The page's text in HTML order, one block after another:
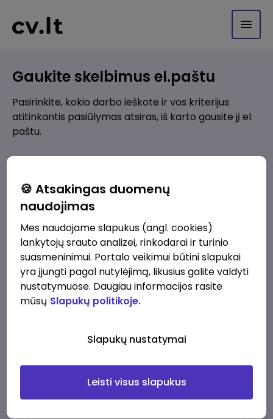
Gaukite skelbimus el.paštu
Pasirinkite, kokio darbo ieškote ir vos kriterijus
atitinkantis pasiūlymas atsiras, iš karto gausite jį el.
paštu.
Pridėti naują
Kokios srities darbo pasiūlymai jus domina?
Pridėti naują
🍪 Atsakingas duomenų
naudojimas
Mes naudojame slapukus (angl. cookies)
lankytojų srauto analizei, rinkodarai ir turinio
suasmeninimui. Portalo veikimui būtini slapukai
yra įjungti pagal nutylėjimą, likusius galite valdyti
nustatymuose. Daugiau informacijos rasite
mūsų Slapukų politikoje.
Slapukų nustatymai
Leisti visus slapukus